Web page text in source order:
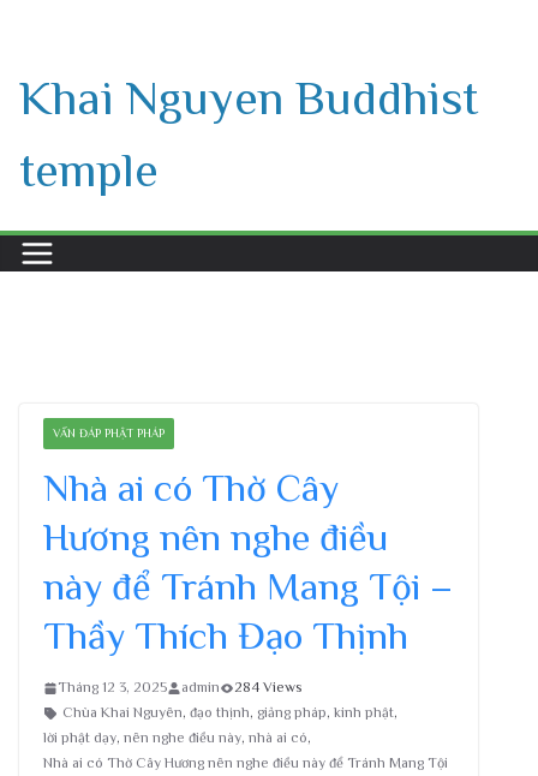
content
Khai Nguyen Buddhist
temple
VẤN ĐÁP PHẬT PHÁP
Nhà ai có Thờ Cây
Hương nên nghe điều
này để Tránh Mang Tội –
Thầy Thích Đạo Thịnh
Tháng 12 3, 2025 admin
284 Views
Chùa Khai Nguyên, đạo thịnh, giảng pháp, kinh phật,
lời phật dạy, nên nghe điều này, nhà ai có,
Nhà ai có Thờ Cây Hương nên nghe điều này để Tránh Mang Tội